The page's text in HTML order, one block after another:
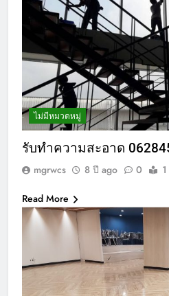
ไม่มีหมวดหมู่
รับทำความสะอาด
mgrwcs 8 ปี ago 0
Read More